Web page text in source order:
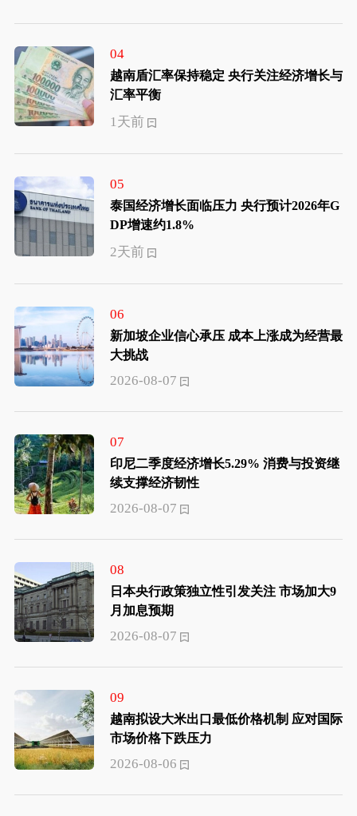
04
越南盾汇率保持稳定 央行关注经济增长与
汇率平衡
1天前
05
泰国经济增长面临压力 央行预计2026年G
DP增速约1.8%
2天前
06
新加坡企业信心承压 成本上涨成为经营最
大挑战
2026-08-07
07
印尼二季度经济增长5.29% 消费与投资继
续支撑经济韧性
2026-08-07
08
日本央行政策独立性引发关注 市场加大9
月加息预期
2026-08-07
09
越南拟设大米出口最低价格机制 应对国际
市场价格下跌压力
2026-08-06